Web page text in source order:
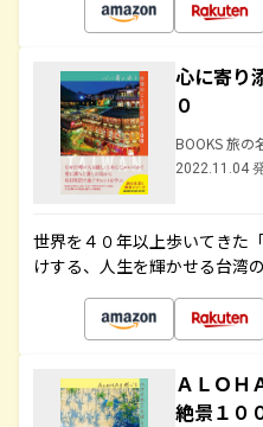
心に寄り
０
BOOKS 旅の
2022.11.04
世界を４０年以上歩いてきた
けする、人生を輝かせる台湾
ＡＬＯＨ
絶景１０